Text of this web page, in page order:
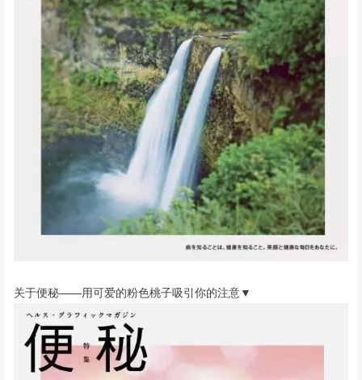
关于便秘——用可爱的粉色桃子吸引你的注意▼